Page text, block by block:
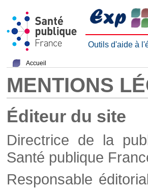
Outils d'aide à
Accueil
MENTIONS
Éditeur du site
Directrice de la
Santé publique
Responsable